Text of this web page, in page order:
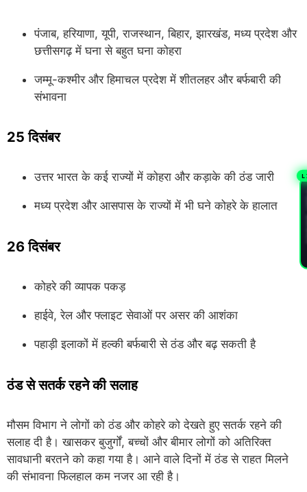
पंजाब, हरियाणा, यूपी, राजस्थान, बिहार, झारखंड, मध्य प्रदेश और
छत्तीसगढ़ में घना से बहुत घना कोहरा
जम्मू-कश्मीर और हिमाचल प्रदेश में शीतलहर और बर्फबारी की
संभावना
25 दिसंबर
उत्तर भारत के कई राज्यों में कोहरा और कड़ाके की ठंड जारी
मध्य प्रदेश और आसपास के राज्यों में भी घने कोहरे के हालात
26 दिसंबर
कोहरे की व्यापक पकड़
हाईवे, रेल और फ्लाइट सेवाओं पर असर की आशंका
पहाड़ी इलाकों में हल्की बर्फबारी से ठंड और बढ़ सकती है
ठंड से सतर्क रहने की सलाह
मौसम विभाग ने लोगों को ठंड और कोहरे को देखते हुए सतर्क रहने की
सलाह दी है। खासकर बुजुर्गों, बच्चों और बीमार लोगों को अतिरिक्त
सावधानी बरतने को कहा गया है। आने वाले दिनों में ठंड से राहत मिलने
की संभावना फिलहाल कम नजर आ रही है।